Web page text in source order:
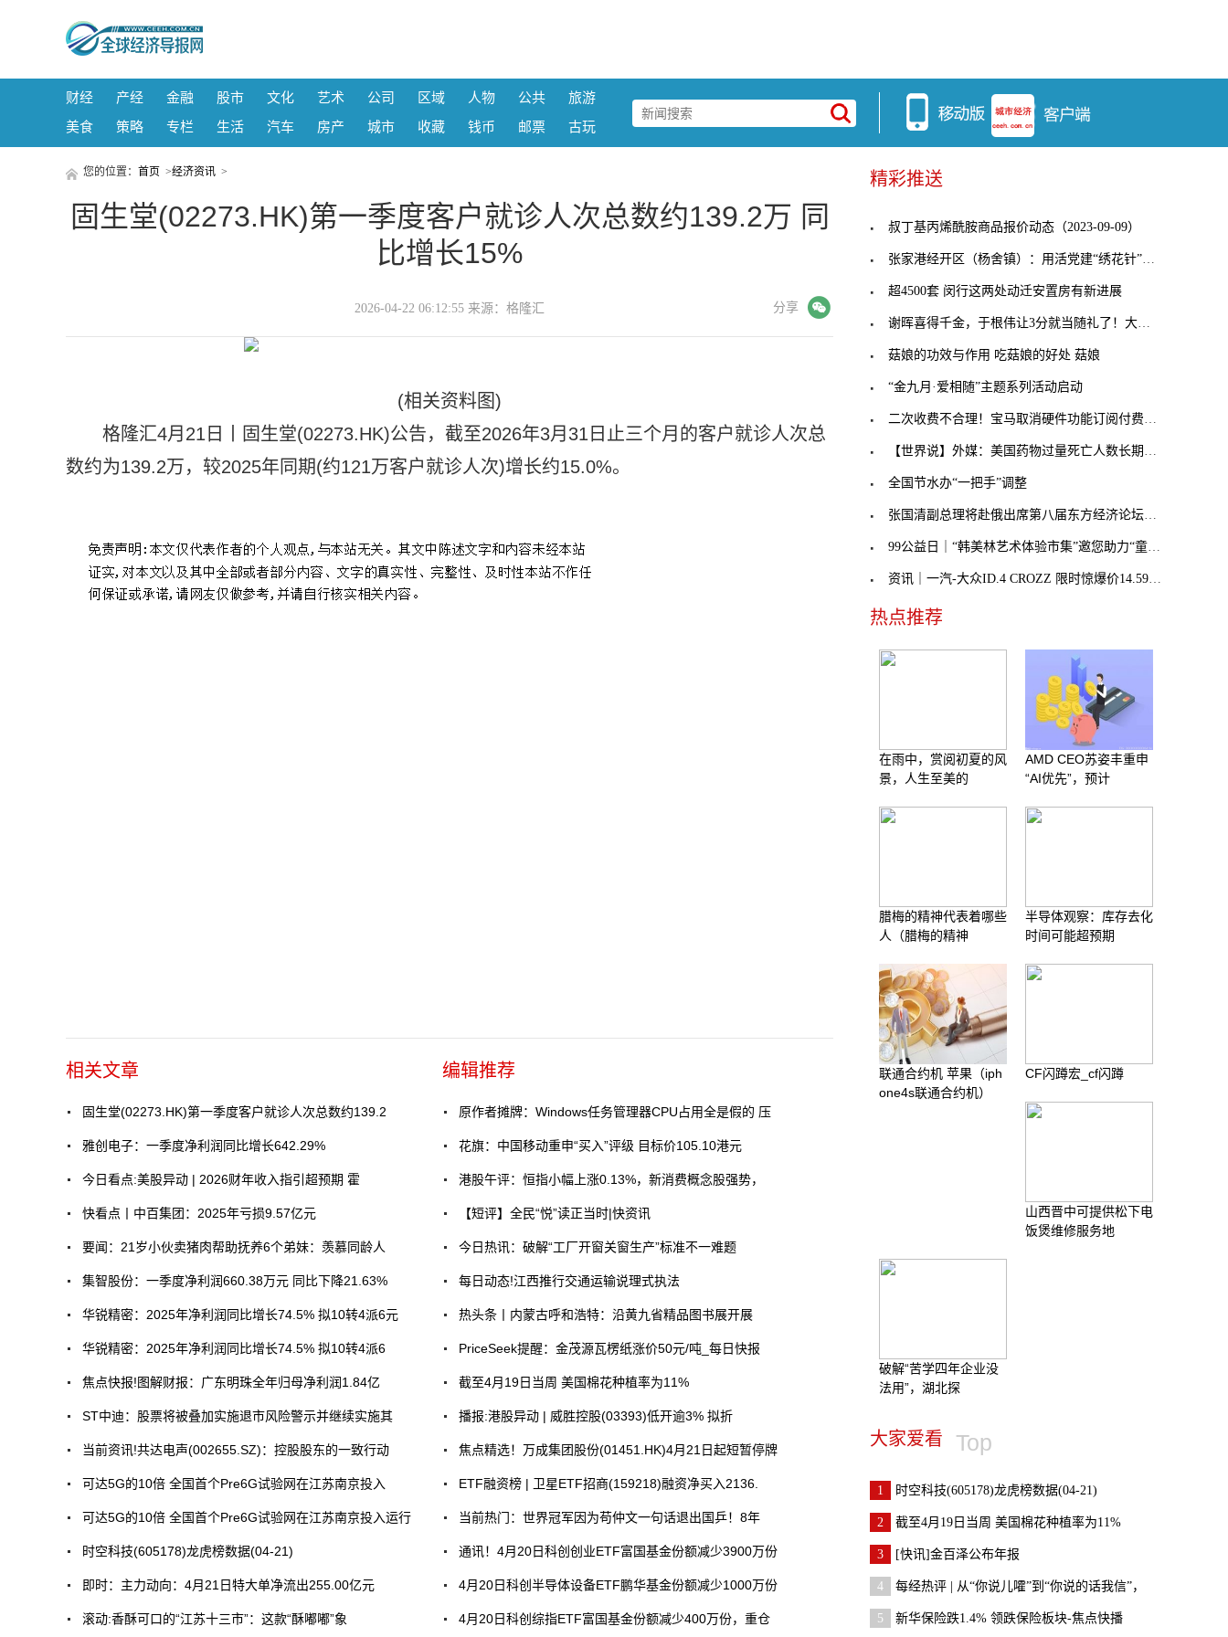
财经 产经 金融 股市 文化 艺术 公司 区域 人物 公共
旅游
美食
策略 专栏 生活 汽车 房产 城市 收藏 钱币 邮票 古玩
您的位置： 首页 >经济资讯 >
固生堂(02273.HK)第一季度客户就诊人次总数约139.2万 同
比增长15%
2026-04-22 06:12:55 来源：格隆汇 分享
(相关资料图)
格隆汇4月21日丨固生堂(02273.HK)公告，截至2026年3月31日止三个月的客户就诊人次总
数约为139.2万，较2025年同期(约121万客户就诊人次)增长约15.0%。
相关文章
固生堂(02273.HK)第一季度客户就诊人次总数约139.2
雅创电子：一季度净利润同比增长642.29%
今日看点:美股异动 | 2026财年收入指引超预期 霍
快看点丨中百集团：2025年亏损9.57亿元
要闻：21岁小伙卖猪肉帮助抚养6个弟妹：羡慕同龄人
集智股份：一季度净利润660.38万元 同比下降21.63%
华锐精密：2025年净利润同比增长74.5% 拟10转4派6元
华锐精密：2025年净利润同比增长74.5% 拟10转4派6
焦点快报!图解财报：广东明珠全年归母净利润1.84亿
ST中迪：股票将被叠加实施退市风险警示并继续实施其
当前资讯!共达电声(002655.SZ)：控股股东的一致行动
可达5G的10倍 全国首个Pre6G试验网在江苏南京投入
可达5G的10倍 全国首个Pre6G试验网在江苏南京投入运行
时空科技(605178)龙虎榜数据(04-21)
即时：主力动向：4月21日特大单净流出255.00亿元
滚动:香酥可口的“江苏十三市”：这款“酥嘟嘟”象
编辑推荐
原作者摊牌：Windows任务管理器CPU占用全是假的 压
花旗：中国移动重申“买入”评级 目标价105.10港元
港股午评：恒指小幅上涨0.13%，新消费概念股强势，
【短评】全民“悦”读正当时|快资讯
今日热讯：破解“工厂开窗关窗生产”标准不一难题
每日动态!江西推行交通运输说理式执法
热头条丨内蒙古呼和浩特：沿黄九省精品图书展开展
PriceSeek提醒：金茂源瓦楞纸涨价50元/吨_每日快报
截至4月19日当周 美国棉花种植率为11%
播报:港股异动 | 威胜控股(03393)低开逾3% 拟折
焦点精选！万成集团股份(01451.HK)4月21日起短暂停牌
ETF融资榜 | 卫星ETF招商(159218)融资净买入2136.
当前热门：世界冠军因为苟仲文一句话退出国乒！8年
通讯！4月20日科创创业ETF富国基金份额减少3900万份
4月20日科创半导体设备ETF鹏华基金份额减少1000万份
4月20日科创综指ETF富国基金份额减少400万份，重仓
精彩推送
叔丁基丙烯酰胺商品报价动态（2023-09-09）
张家港经开区（杨舍镇）：用活党建“绣花针”，穿起
超4500套 闵行这两处动迁安置房有新进展
谢晖喜得千金，于根伟让3分就当随礼了！大连人客战
菇娘的功效与作用 吃菇娘的好处 菇娘
“金九月·爱相随”主题系列活动启动
二次收费不合理！宝马取消硬件功能订阅付费，奔驰不
【世界说】外媒：美国药物过量死亡人数长期处于历史
全国节水办“一把手”调整
张国清副总理将赴俄出席第八届东方经济论坛，外交部
99公益日｜“韩美林艺术体验市集”邀您助力“童音童
资讯｜一汽-大众ID.4 CROZZ 限时惊爆价14.59万元起
热点推荐
在雨中，赏阅初夏的风
景，人生至美的
AMD CEO苏姿丰重申
“AI优先”，预计
腊梅的精神代表着哪些
人（腊梅的精神
半导体观察：库存去化
时间可能超预期
联通合约机 苹果（iph
one4s联通合约机）
CF闪蹲宏_cf闪蹲
山西晋中可提供松下电
饭煲维修服务地
破解“苦学四年企业没
法用”，湖北探
大家爱看 Top
1 时空科技(605178)龙虎榜数据(04-21)
2 截至4月19日当周 美国棉花种植率为11%
3 [快讯]金百泽公布年报
4 每经热评 | 从“你说儿嚯”到“你说的话我信”，
5 新华保险跌1.4% 领跌保险板块-焦点快播